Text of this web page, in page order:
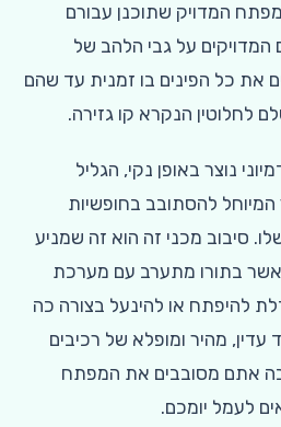
המדויק שתוכנן עבורם
על גבי הלהב של
את כל הפינים בו זמנית עד שהם
לחלוטין הנקרא קו גזירה.
נוצר באופן נקי, הגליל
להסתובב בחופשיות
סיבוב מכני זה הוא זה שמניע
בתורו מתערב עם מערכת
להיפתח או להינעל בצורה כה
עדין, מהיר ומופלא של רכיבים
אתם מסובבים את המפתח
לעמל יומכם.